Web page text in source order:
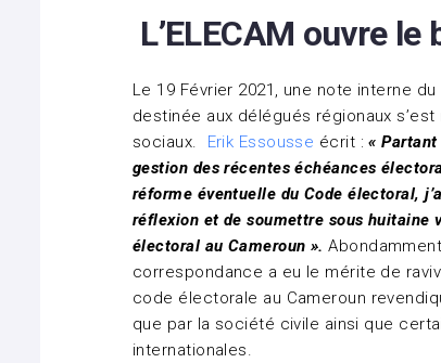
L’ELECAM ouvre
Le 19 Février 2021, une note interne
destinée aux délégués régionaux
sociaux. Erik Essousse écrit :« Partant
gestion des récentes échéances
réforme éventuelle du Code électoral,
réflexion et de soumettre sous huitaine
électoral au Cameroun ».
correspondance a eu le mérite de
code électorale au Cameroun
que par la société civile ainsi que
internationales.